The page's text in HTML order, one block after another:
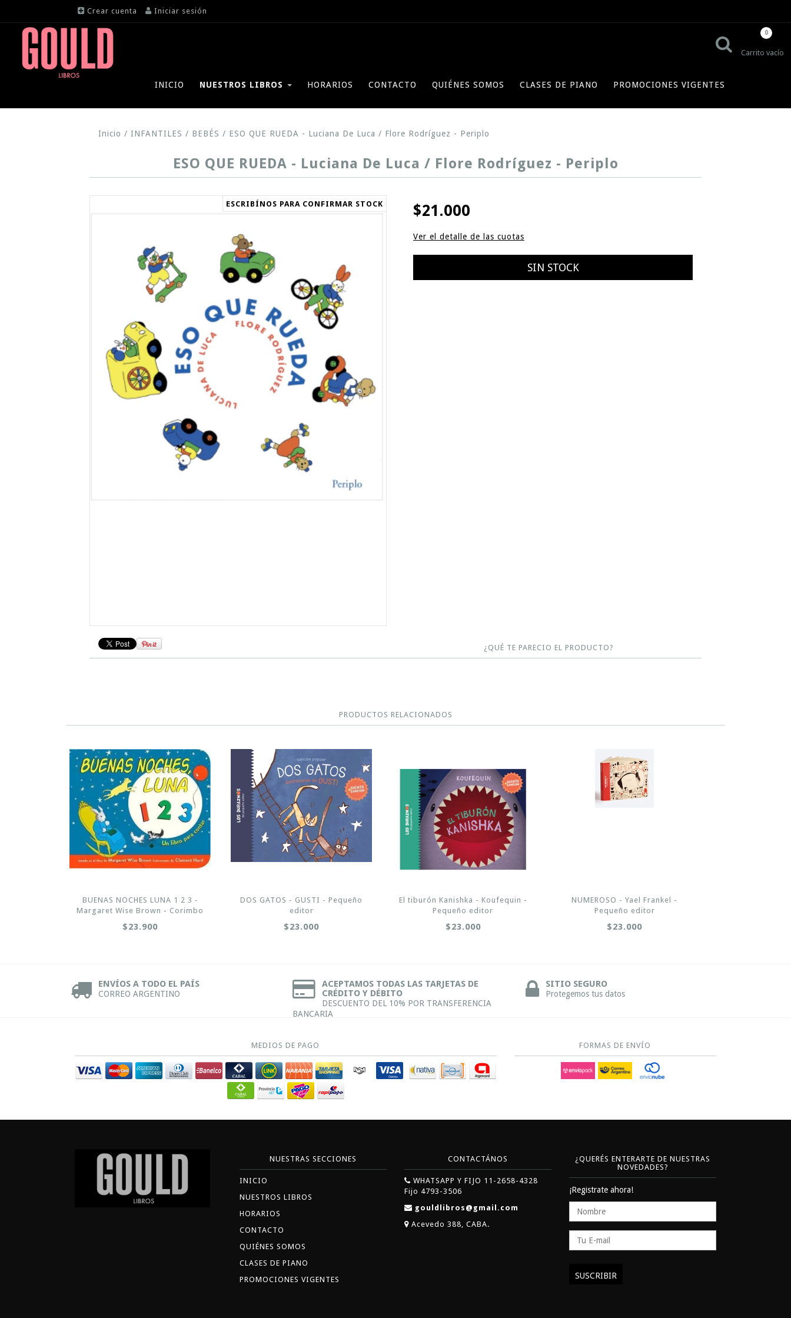
Crear cuenta Iniciar sesión
Carrito vacío
0
INICIO NUESTROS LIBROS HORARIOS CONTACTO QUIÉNES SOMOS CLASES DE PIANO PROMOCIONES VIGENTES
Inicio / INFANTILES / BEBÉS / ESO QUE RUEDA - Luciana De Luca / Flore Rodríguez - Periplo
ESO QUE RUEDA - Luciana De Luca / Flore Rodríguez - Periplo
ESCRIBÍNOS PARA CONFIRMAR STOCK $21.000
Ver el detalle de las cuotas
¿QUÉ TE PARECIO EL PRODUCTO?
PRODUCTOS RELACIONADOS
BUENAS NOCHES LUNA 1 2 3 -
Margaret Wise Brown - Corimbo
$23.900
DOS GATOS - GUSTI - Pequeño
editor
$23.000
El tiburón Kanishka - Koufequin -
Pequeño editor
$23.000
NUMEROSO - Yael Frankel -
Pequeño editor
$23.000
ENVÍOS A TODO EL PAÍS
CORREO ARGENTINO
ACEPTAMOS TODAS LAS TARJETAS DE
CRÉDITO Y DÉBITO
DESCUENTO DEL 10% POR TRANSFERENCIA
BANCARIA
SITIO SEGURO
Protegemos tus datos
MEDIOS DE PAGO FORMAS DE ENVÍO
NUESTRAS SECCIONES
INICIO
NUESTROS LIBROS
HORARIOS
CONTACTO
QUIÉNES SOMOS
CLASES DE PIANO
PROMOCIONES VIGENTES
CONTACTÁNOS
WHATSAPP Y FIJO 11-2658-4328
Fijo 4793-3506
gouldlibros@gmail.com
Acevedo 388, CABA.
¿QUERÉS ENTERARTE DE NUESTRAS
NOVEDADES?
¡Registrate ahora!